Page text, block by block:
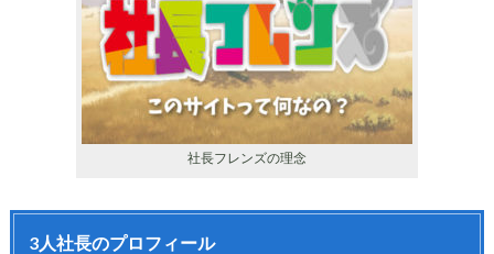
社長フレンズの理念
3人社長のプロフィール